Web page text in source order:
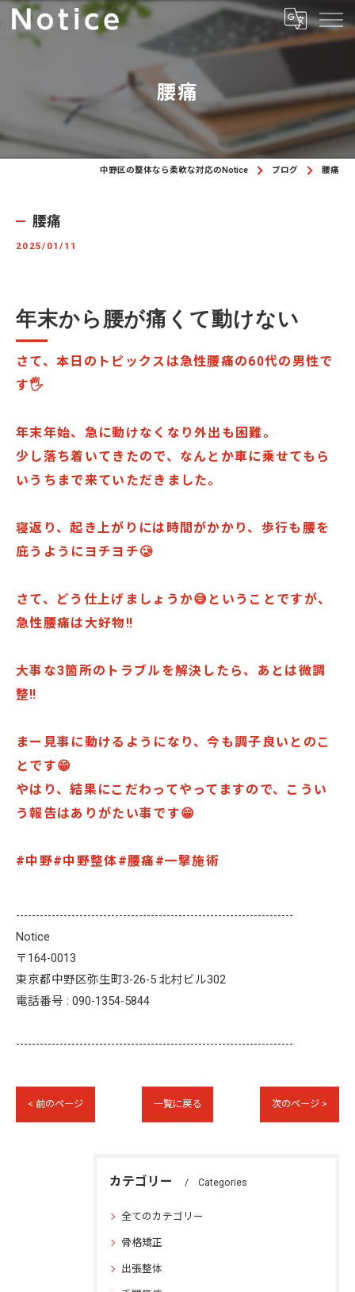
腰痛
中野区の整体なら柔軟な対応のNotice ブログ 腰痛
腰痛
2025/01/11
年末から腰が痛くて動けない
さて、本日のトピックスは急性腰痛の60代の男性で
す🖐️
年末年始、急に動けなくなり外出も困難。
少し落ち着いてきたので、なんとか車に乗せてもら
いうちまで来ていただきました。
寝返り、起き上がりには時間がかかり、歩行も腰を
庇うようにヨチヨチ🥲
さて、どう仕上げましょうか😅ということですが、
急性腰痛は大好物‼️
大事な3箇所のトラブルを解決したら、あとは微調
整‼️
まー見事に動けるようになり、今も調子良いとのこ
とです😁
やはり、結果にこだわってやってますので、こうい
う報告はありがたい事です😁
#中野#中野整体#腰痛#一撃施術
----------------------------------------------------------------------
Notice
〒164-0013
東京都中野区弥生町3-26-5 北村ビル302
電話番号 : 090-1354-5844
----------------------------------------------------------------------
< 前のページ 一覧に戻る 次のページ >
カテゴリー Categories
全てのカテゴリー
骨格矯正
出張整体